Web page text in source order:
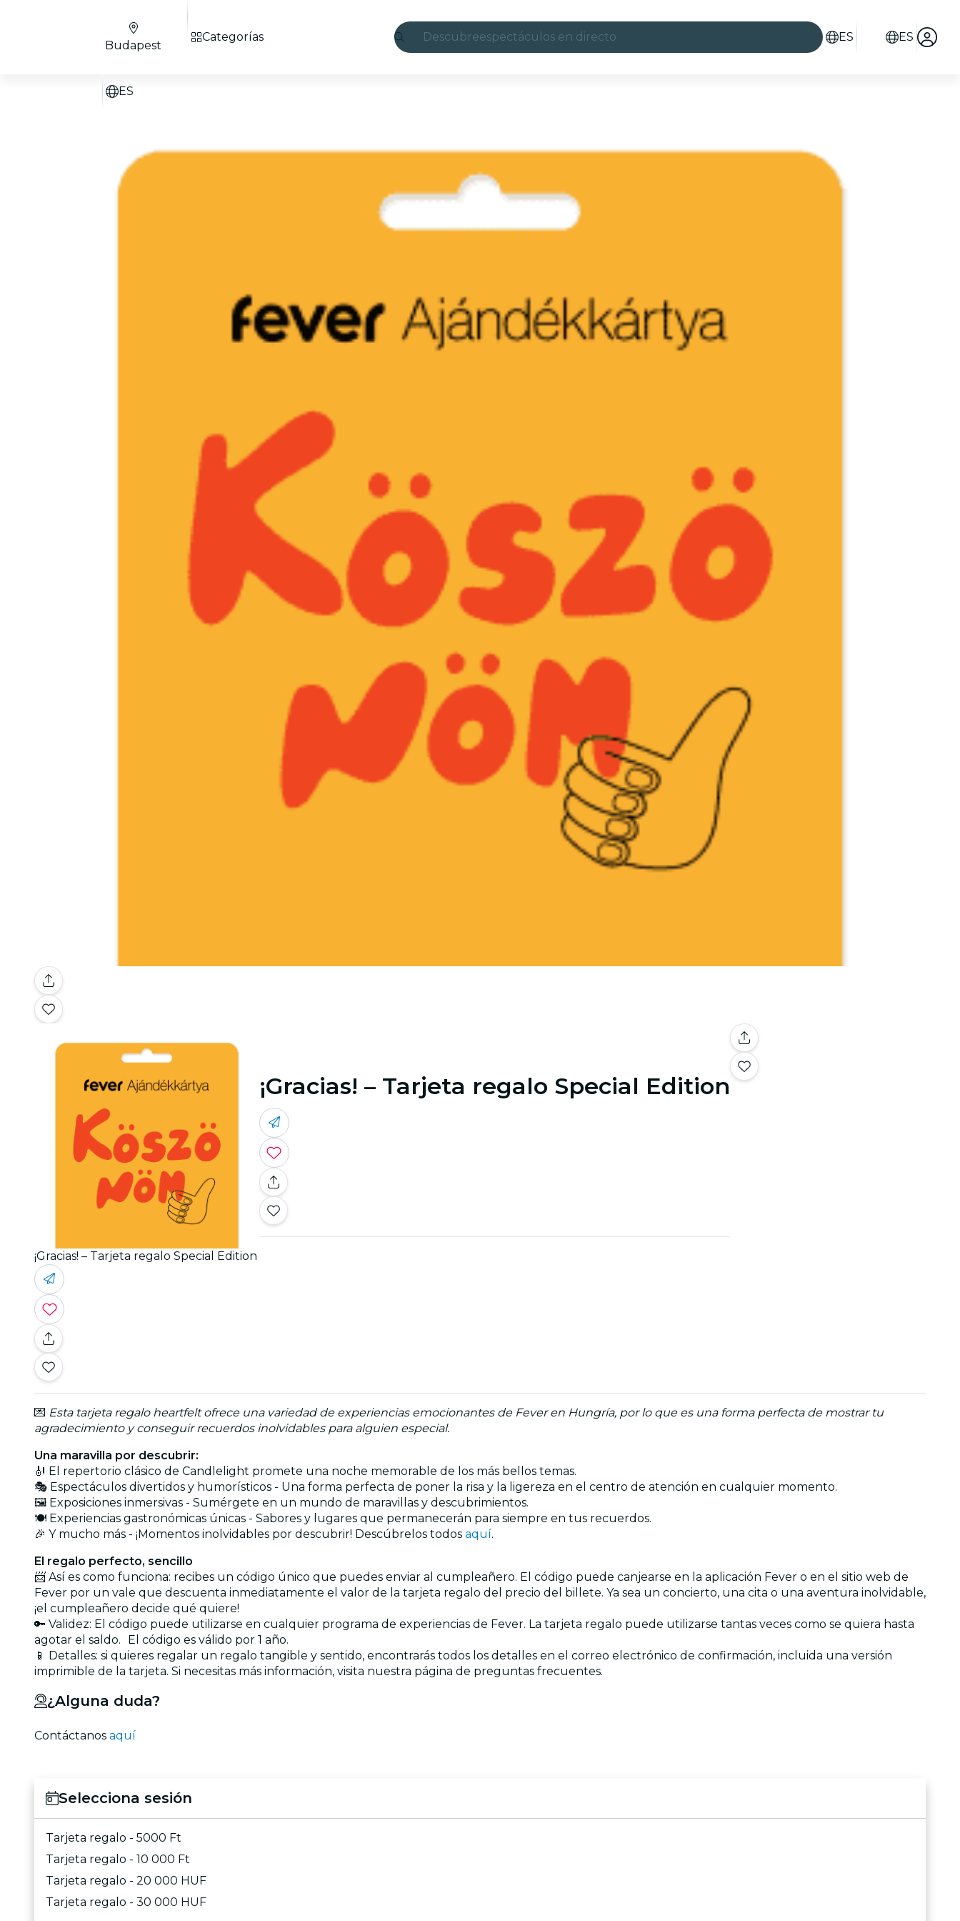
Descubreespectáculos en directo
São Paulo
exposiciones
conciertos
ES ES
Budapest
ES
Categorías
¡Gracias! – Tarjeta regalo Special Edition
¡Gracias! – Tarjeta regalo Special Edition
💌 Esta tarjeta regalo heartfelt ofrece una variedad de experiencias emocionantes de Fever en Hungría, por lo que es una forma perfecta de mostrar tu
agradecimiento y conseguir recuerdos inolvidables para alguien especial.
Una maravilla por descubrir:
🎻 El repertorio clásico de Candlelight promete una noche memorable de los más bellos temas.
🎭 Espectáculos divertidos y humorísticos - Una forma perfecta de poner la risa y la ligereza en el centro de atención en cualquier momento.
🖼️ Exposiciones inmersivas - Sumérgete en un mundo de maravillas y descubrimientos.
🍽️ Experiencias gastronómicas únicas - Sabores y lugares que permanecerán para siempre en tus recuerdos.
🎉 Y mucho más - ¡Momentos inolvidables por descubrir! Descúbrelos todos aquí.
El regalo perfecto, sencillo
📨 Así es como funciona: recibes un código único que puedes enviar al cumpleañero. El código puede canjearse en la aplicación Fever o en el sitio web de
Fever por un vale que descuenta inmediatamente el valor de la tarjeta regalo del precio del billete. Ya sea un concierto, una cita o una aventura inolvidable,
¡el cumpleañero decide qué quiere!
🔑 Validez: El código puede utilizarse en cualquier programa de experiencias de Fever. La tarjeta regalo puede utilizarse tantas veces como se quiera hasta
agotar el saldo. El código es válido por 1 año.
📱 Detalles: si quieres regalar un regalo tangible y sentido, encontrarás todos los detalles en el correo electrónico de confirmación, incluida una versión
imprimible de la tarjeta. Si necesitas más información, visita nuestra página de preguntas frecuentes.
¿Alguna duda?
Contáctanos aquí
Selecciona sesión
Tarjeta regalo - 5000 Ft
Tarjeta regalo - 10 000 Ft
Tarjeta regalo - 20 000 HUF
Tarjeta regalo - 30 000 HUF